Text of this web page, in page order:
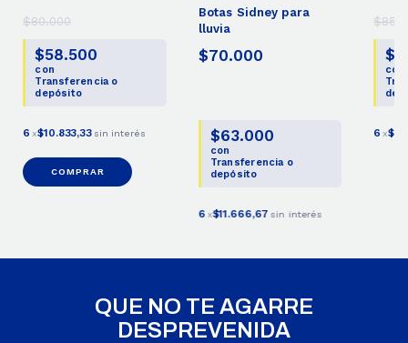
$80.000
$58.500
con
Transferencia o
depósito
6 x$10.833,33 sin interés
COMPRAR
Botas Sidney para
lluvia
$70.000
$63.000
con
Transferencia o
depósito
6 x$11.666,67 sin interés
con
6 x
QUE NO TE AGARRE
DESPREVENIDA